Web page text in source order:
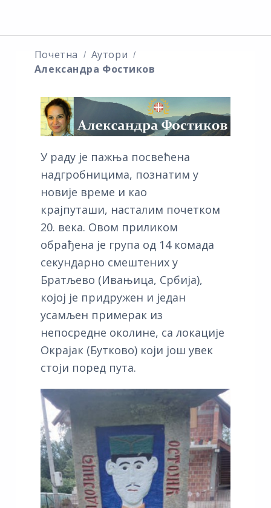
Почетна
Аутори
Александра Фостиков
У раду је пажња посвећена
надгробницима, познатим у
новије време и као
крајпуташи, насталим почетком
20. века. Овом приликом
обрађена је група од 14 комада
секундарно смештених у
Братљево (Ивањица, Србија),
којој је придружен и један
усамљен примерак из
непосредне околине, са локације
Окрајак (Бутково) који још увек
стоји поред пута.